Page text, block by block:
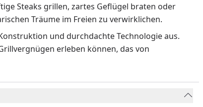
Steaks grillen, zartes Geflügel braten oder
Träume im Freien zu verwirklichen.
und durchdachte Technologie aus.
erleben können, das von